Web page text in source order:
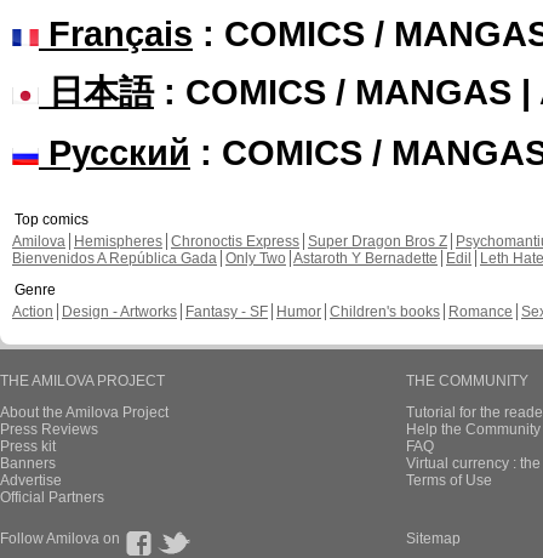
Français : COMICS /
日本語: COMICS / MANGAS |
Русский : COMICS /
Top comics
Amilova
Hemispheres Chronoctis Express Super Dragon Bros Z
Bienvenidos A República Gada Only Two Astaroth Y Bernadette Edil
Leth Hate
Genre
Action
Design - Artworks Fantasy - SF Humor Children's books Romance
THE AMILOVA PROJECT
About the Amilova Project
Press Reviews
Press kit
Banners
Advertise
Official Partners
THE COMMUNITY
Tutorial for the
Help the
FAQ
Virtual currency :
Terms of Use
Follow Amilova on Sitemap